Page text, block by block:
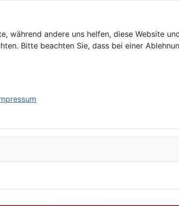
während andere uns helfen, diese Website
Bitte beachten Sie, dass bei einer